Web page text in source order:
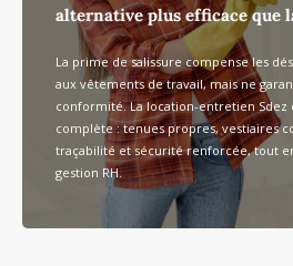
alternative plus efficace que
La prime de salissure compense les
aux vêtements de travail, mais ne
conformité. La location-entretien Sdez
complète : tenues propres, vestiaires
traçabilité et sécurité renforcée, tout
gestion RH.